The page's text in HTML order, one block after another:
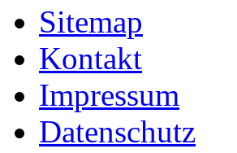
Sitemap
Kontakt
Impressum
Datenschutz